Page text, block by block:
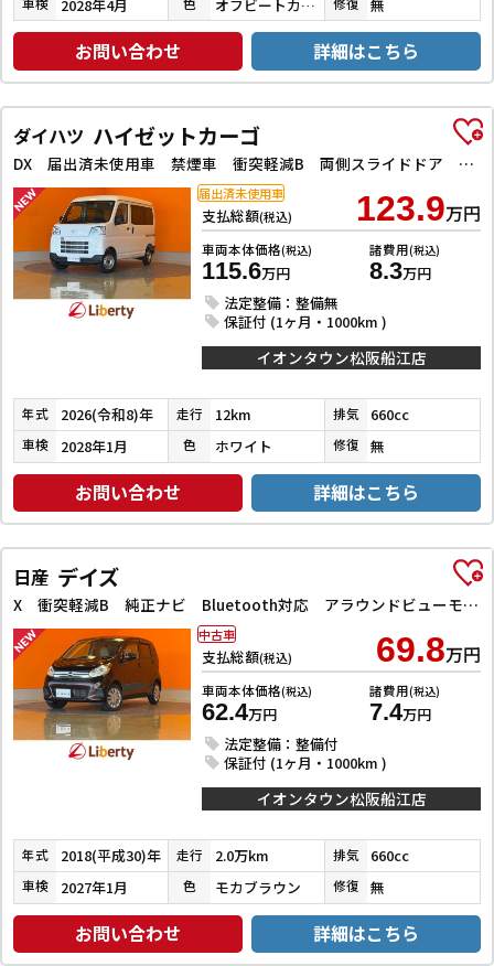
2028年4月 オフビートカーキメタリック 無
お問い合わせ 詳細はこちら
ダイハツ ハイゼットカーゴ
DX 届出済未使用車 禁煙車 衝突軽減B 両側スライドドア アイドリングストップ 障害物センサー ヘッドライトレベライザー
支払総額(税込) 123.9万円
車両本体価格(税込)
115.6万円
諸費用(税込)
8.3万円
法定整備：整備無
保証付 (1ヶ月・1000km )
届出済未使用車
イオンタウン松阪船江店
年式 2026(令和8)年 走行 12km 排気 660cc
車検 2028年1月 色 ホワイト 修復 無
お問い合わせ 詳細はこちら
日産 デイズ
X 衝突軽減B 純正ナビ Bluetooth対応 アラウンドビューモニター スマートキー プッシュスタート アイドリングストップ タッチパネルオートエアコン 電動格納ミラー
支払総額(税込) 69.8万円
車両本体価格(税込)
62.4万円
諸費用(税込)
7.4万円
法定整備：整備付
保証付 (1ヶ月・1000km )
中古車
イオンタウン松阪船江店
年式 2018(平成30)年 走行 2.0万km 排気 660cc
車検 2027年1月 色 モカブラウン 修復 無
お問い合わせ 詳細はこちら